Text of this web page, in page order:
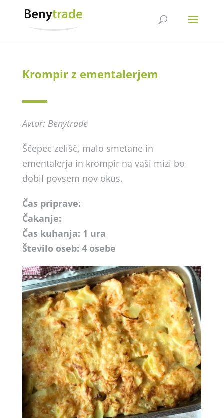
Krompir z ementalerjem
Avtor: Benytrade
Ščepec zelišč, malo smetane in
ementalerja in krompir na vaši mizi bo
dobil povsem nov okus.
Čas priprave:
Čakanje:
Čas kuhanja: 1 ura
Število oseb: 4 osebe